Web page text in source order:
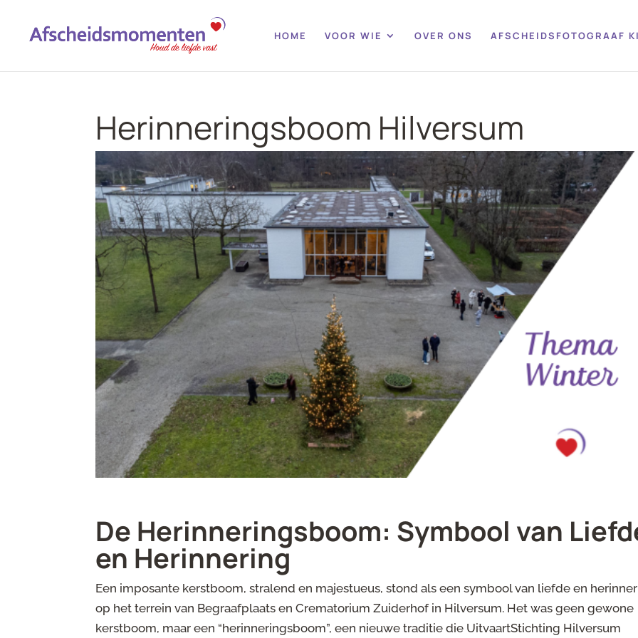
HOME VOOR WIE OVER ONS AFSCHEIDSFOTOGRAAF
Herinneringsboom Hilversum
De Herinneringsboom: Symbool van
en Herinnering
Een imposante kerstboom, stralend en majestueus, stond als een symbool van liefde en
op het terrein van Begraafplaats en Crematorium Zuiderhof in Hilversum. Het was geen gewone
kerstboom, maar een “herinneringsboom”, een nieuwe traditie die UitvaartStichting Hilversum